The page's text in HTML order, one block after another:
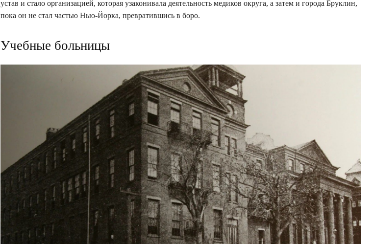
устав и стало организацией, которая узаконивала деятельность медиков округа, а затем и города Бруклин,
пока он не стал частью Нью-Йорка, превратившись в боро.
Учебные больницы